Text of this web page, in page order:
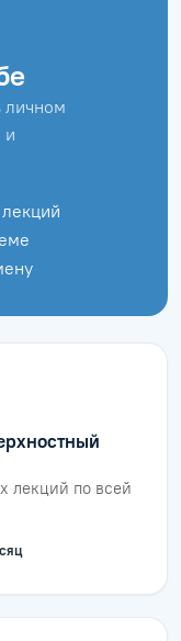
личном
и
лекций по всей